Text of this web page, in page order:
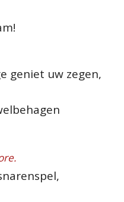
geniet uw zegen,